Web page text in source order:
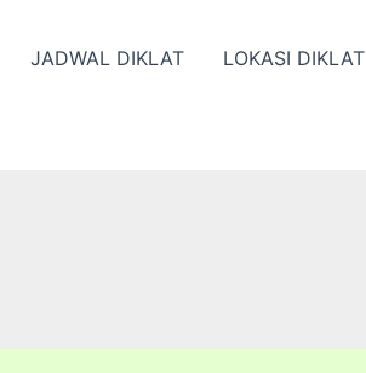
JADWAL DIKLAT LOKASI DIKLAT